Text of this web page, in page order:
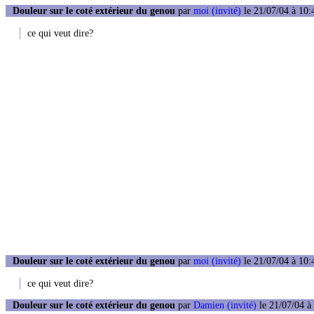
Douleur sur le coté extérieur du genou par moi (invité) le 21/07/04 à
ce qui veut dire?
Douleur sur le coté extérieur du genou par moi (invité) le 21/07/04 à
ce qui veut dire?
Douleur sur le coté extérieur du genou par Damien (invité) le 21/07/04 à